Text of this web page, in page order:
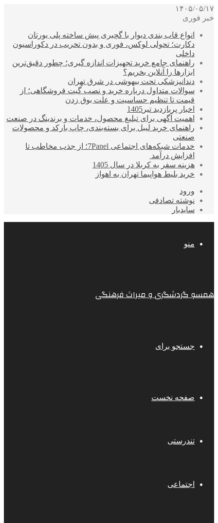
۱۴۰۵/۰۵/۱۷
خبر فوری
انواع قاب بندی دیوار با گچبری پیش ساخته پلی یورتان
دکارت؛ تحولی لوکس، فوری و بدون تخریب در دکوراسیون
داخلی
راهنمای جامع خرید تجهیزات اندازه گیری؛ چطور دقیق‌ترین
ابزارها را آنلاین بخریم؟
دندانپزشکی تحت بیهوشی در شرق تهران
سوالات متداول درباره خرید و نصب گیت فروشگاهی؛ از
قیمت تا تنظیم حساسیت و علت بوق زدن
اخبار پربازدید تیر1405
اهمیت آگهی برای تبلیغ محصول، خدمات و برندینگ در صنعت
راهنمای خرید لیبل برای بسته‌بندی، چاپ بارکد و محصولات
صنعتی
خدمات شبکه‌های اجتماعی 7Panel؛ از جذب مخاطب تا
افزایش درآمد
هزینه سفر به کربلا در سال 1405
خرید بلیط هواپیما تهران به اهواز
ورود
نوشته تصادفی
سایدبار
منو
همسو گردشگری و میراث فرهنگی
جستجو برای
صفحه نخست
تندرستی
اجتماعی